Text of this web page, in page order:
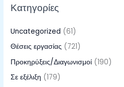
Κατηγορίες
Uncategorized (61)
Θέσεις εργασίας (721)
Προκηρύξεις/Διαγωνισμοί (190)
Σε εξέλιξη (179)